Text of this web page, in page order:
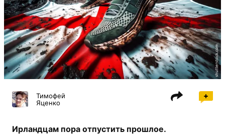
shutterstock.com
Тимофей
Яценко
Ирландцам пора отпустить прошлое.